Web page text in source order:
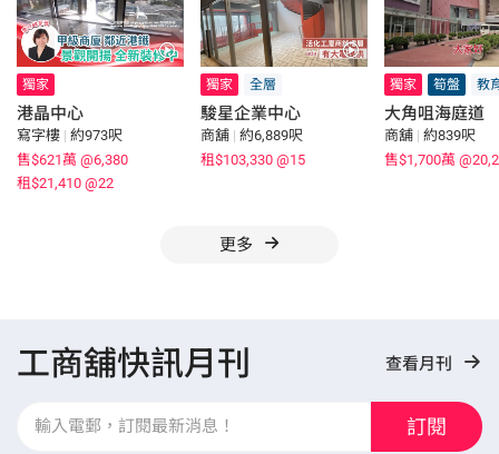
獨家
港晶中心
寫字樓 | 約973呎
售$621萬 @6,380
租$21,410 @22
獨家 全層
駿星企業中心
商舖 | 約6,889呎
租$103,330 @15
獨家 筍盤 教
大角咀海庭道
商舖 | 約839呎
售$1,700萬
更多
工商舖快訊月刊 查看月刊
訂閱